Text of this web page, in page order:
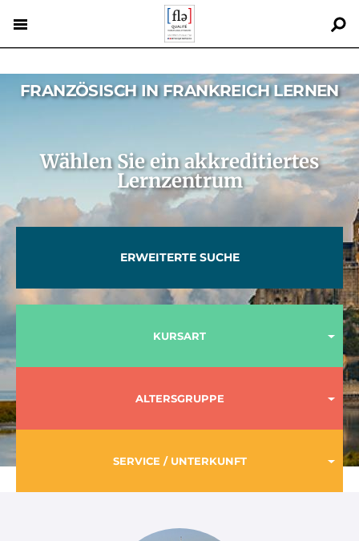
zum
Inhalt
to
FRANZÖSISCH IN FRANKREICH LERNEN
Wählen Sie ein akkreditiertes
Lernzentrum
ERWEITERTE SUCHE
KURSART
ALTERSGRUPPE
SERVICE / UNTERKUNFT